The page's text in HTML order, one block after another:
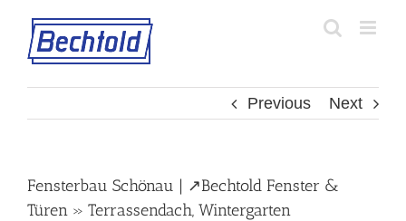
content
Previous Next
Fensterbau Schönau | ↗️Bechtold Fenster &
Türen » Terrassendach, Wintergarten